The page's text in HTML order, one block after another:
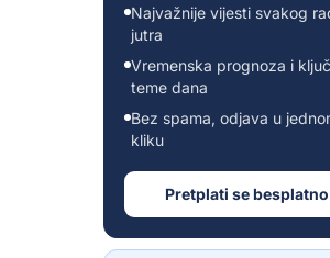
Najvažnije vijesti svakog
jutra
Vremenska prognoza i
teme dana
Bez spama, odjava u
kliku
Pretplati se besplatno